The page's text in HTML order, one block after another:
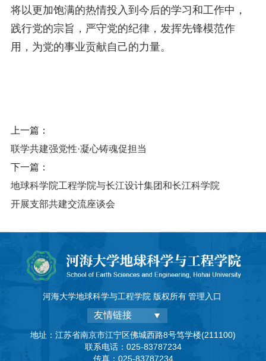
将以更加饱满的热情投入到今后的学习和工作中，
践行党的宗旨， 严守党的纪律， 发挥先锋模范作
用，为党的事业贡献自己的力量。
上一篇：
联学共建强党性·凝心铸魂促担当
下一篇：
地球科学院工程学院与长江设计集团和长江科学院
开展支部共建交流座谈会
河海大学地球科学与工程学院 版权所有管理入口
友情链接
地址：江苏省南京市江宁区佛城西路8号笃学楼(211100)
联系电话：025-83787234
传真：025-83787234